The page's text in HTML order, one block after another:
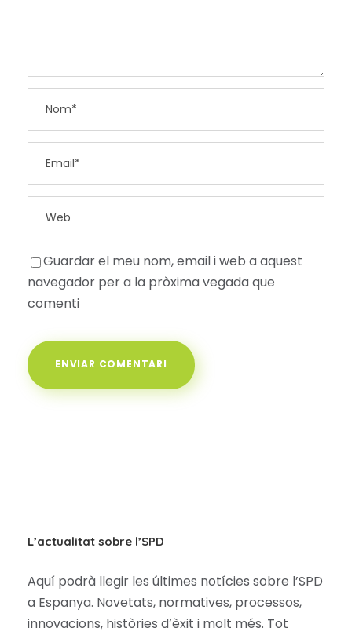
Guardar el meu nom, email i web a aquest
navegador per a la pròxima vegada que
comenti
L’actualitat sobre l’SPD
Aquí podrà llegir les últimes notícies sobre l’SPD
a Espanya. Novetats, normatives, processos,
innovacions, històries d’èxit i molt més. Tot